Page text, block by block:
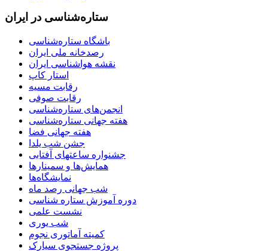
ستاره‌شناسی در ایران
باشگاه ستاره‌شناسی
رصدخانه ملی ایران
نقشه هواشناسی ایران
استار کاپ
رقابت مسیه
رقابت صوفی
انجمن‌های ستاره‌شناسی
هفته جهانی ستاره‌شناسی
هفته جهانی فضا
جشن شب یلدا
جشنواره ساعتهای آفتابی
همایش‌ها و سمینارها
نمایشگاه‌ها
شب جهانی رصد ماه
دوره آموزش ستاره شناسی
نشست علمی
شب یوری
کمیته آماتوری نجوم
پروژه جستجوی سیارک